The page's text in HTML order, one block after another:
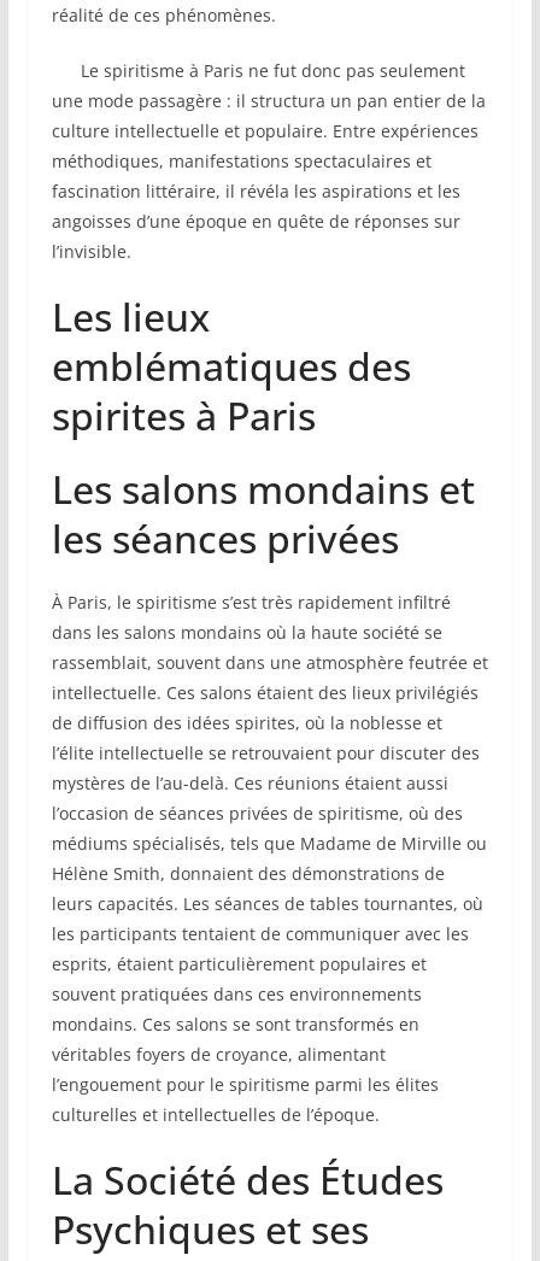
réalité de ces phénomènes.
Le spiritisme à Paris ne fut donc pas seulement
une mode passagère : il structura un pan entier de la
culture intellectuelle et populaire. Entre expériences
méthodiques, manifestations spectaculaires et
fascination littéraire, il révéla les aspirations et les
angoisses d’une époque en quête de réponses sur
l’invisible.
Les lieux
emblématiques des
spirites à Paris
Les salons mondains et
les séances privées
À Paris, le spiritisme s’est très rapidement infiltré
dans les salons mondains où la haute société se
rassemblait, souvent dans une atmosphère feutrée et
intellectuelle. Ces salons étaient des lieux privilégiés
de diffusion des idées spirites, où la noblesse et
l’élite intellectuelle se retrouvaient pour discuter des
mystères de l’au-delà. Ces réunions étaient aussi
l’occasion de séances privées de spiritisme, où des
médiums spécialisés, tels que Madame de Mirville ou
Hélène Smith, donnaient des démonstrations de
leurs capacités. Les séances de tables tournantes, où
les participants tentaient de communiquer avec les
esprits, étaient particulièrement populaires et
souvent pratiquées dans ces environnements
mondains. Ces salons se sont transformés en
véritables foyers de croyance, alimentant
l’engouement pour le spiritisme parmi les élites
culturelles et intellectuelles de l’époque.
La Société des Études
Psychiques et ses